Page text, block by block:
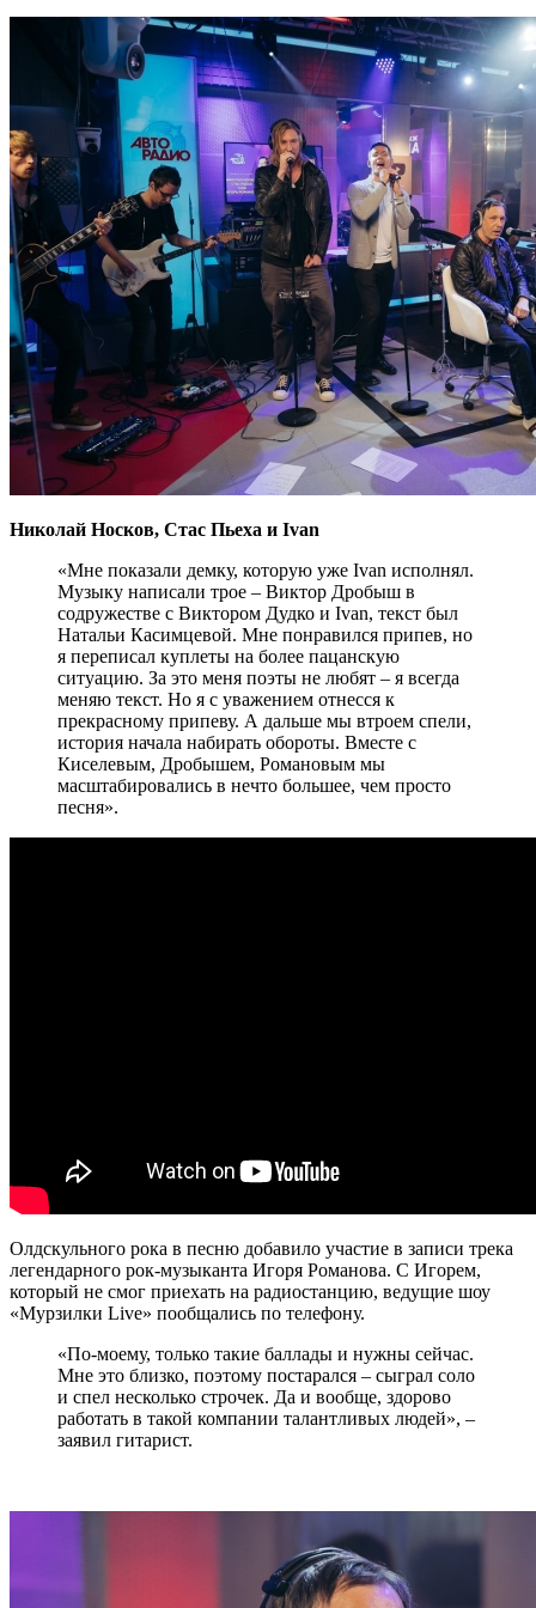
Николай Носков, Стас Пьеха и Ivan
«Мне показали демку, которую уже Ivan исполнял.
Музыку написали трое – Виктор Дробыш в
содружестве с Виктором Дудко и Ivan, текст был
Натальи Касимцевой. Мне понравился припев, но
я переписал куплеты на более пацанскую
ситуацию. За это меня поэты не любят – я всегда
меняю текст. Но я с уважением отнесся к
прекрасному припеву. А дальше мы втроем спели,
история начала набирать обороты. Вместе с
Киселевым, Дробышем, Романовым мы
масштабировались в нечто большее, чем просто
песня».
Олдскульного рока в песню добавило участие в записи трека
легендарного рок-музыканта Игоря Романова. С Игорем,
который не смог приехать на радиостанцию, ведущие шоу
«Мурзилки Live» пообщались по телефону.
«По-моему, только такие баллады и нужны сейчас.
Мне это близко, поэтому постарался – сыграл соло
и спел несколько строчек. Да и вообще, здорово
работать в такой компании талантливых людей», –
заявил гитарист.